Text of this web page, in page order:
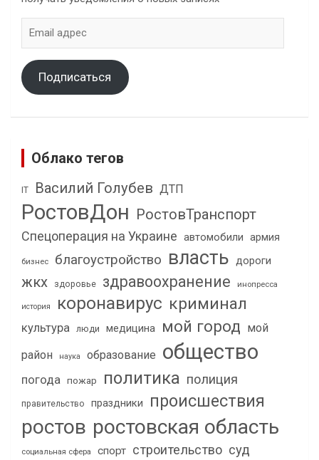
адрес
Подписаться
Облако тегов
IT Василий Голубев ДТП
РостовДон РостовТранспорт
Спецоперация на Украине автомобили армия
бизнес благоустройство власть дороги
жкх здоровье здравоохранение инопресса
история коронавирус криминал
культура люди медицина мой город мой
район
наука образование общество
погода пожар политика полиция
правительство праздники происшествия
ростов ростовская область
социальная сфера спорт строительство суд